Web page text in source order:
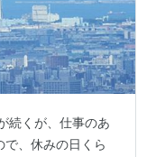
続くが、仕事のあ
、休みの日くら